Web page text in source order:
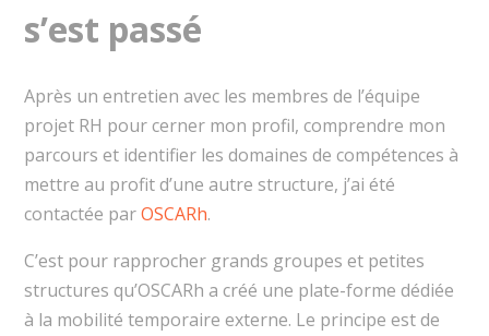
s’est passé
Après un entretien avec les membres de l’équipe
projet RH pour cerner mon profil, comprendre mon
parcours et identifier les domaines de compétences à
mettre au profit d’une autre structure, j’ai été
contactée parOSCARh.
C’est pour rapprocher grands groupes et petites
structures qu’OSCARh a créé une plate-forme dédiée
à la mobilité temporaire externe. Le principe est de